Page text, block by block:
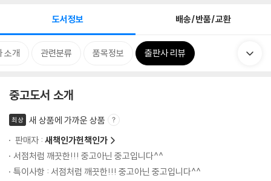
도서정보 배송/반품/교환
소개 관련분류 품목정보 출판사 리뷰
중고도서 소개
최상
새 상품에 가까운 상품
판매자 : 새책인가헌책인가
서점처럼 깨끗한!!! 중고아닌 중고입니다^^
특이사항 : 서점처럼 깨끗한!!! 중고아닌 중고입니다^^